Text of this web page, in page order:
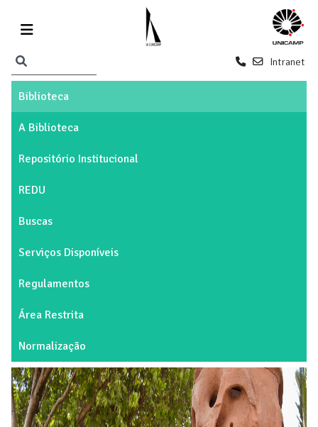
Intranet
Biblioteca
A Biblioteca
Repositório Institucional
REDU
Buscas
Serviços Disponíveis
Regulamentos
Área Restrita
Normalização